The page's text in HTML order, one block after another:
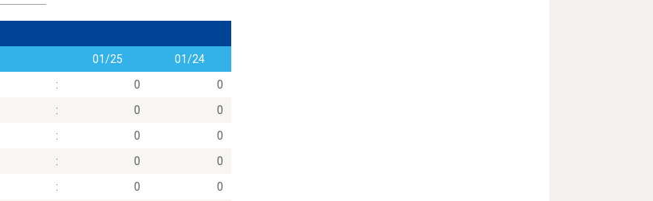
01/25
01/24
: 0
0
: 0
0
: 0
0
: 0
0
: 0
0